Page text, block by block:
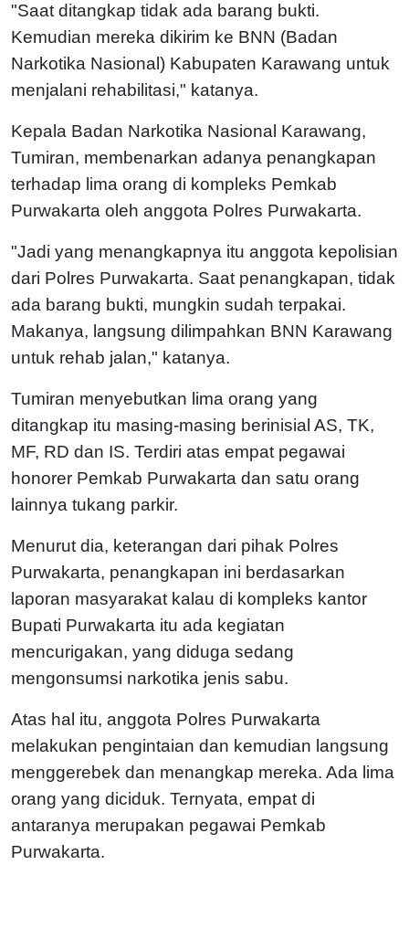
"Saat ditangkap tidak ada barang bukti.
Kemudian mereka dikirim ke BNN (Badan
Narkotika Nasional) Kabupaten Karawang untuk
menjalani rehabilitasi," katanya.
Kepala Badan Narkotika Nasional Karawang,
Tumiran, membenarkan adanya penangkapan
terhadap lima orang di kompleks Pemkab
Purwakarta oleh anggota Polres Purwakarta.
"Jadi yang menangkapnya itu anggota kepolisian
dari Polres Purwakarta. Saat penangkapan, tidak
ada barang bukti, mungkin sudah terpakai.
Makanya, langsung dilimpahkan BNN Karawang
untuk rehab jalan," katanya.
Tumiran menyebutkan lima orang yang
ditangkap itu masing-masing berinisial AS, TK,
MF, RD dan IS. Terdiri atas empat pegawai
honorer Pemkab Purwakarta dan satu orang
lainnya tukang parkir.
Menurut dia, keterangan dari pihak Polres
Purwakarta, penangkapan ini berdasarkan
laporan masyarakat kalau di kompleks kantor
Bupati Purwakarta itu ada kegiatan
mencurigakan, yang diduga sedang
mengonsumsi narkotika jenis sabu.
Atas hal itu, anggota Polres Purwakarta
melakukan pengintaian dan kemudian langsung
menggerebek dan menangkap mereka. Ada lima
orang yang diciduk. Ternyata, empat di
antaranya merupakan pegawai Pemkab
Purwakarta.